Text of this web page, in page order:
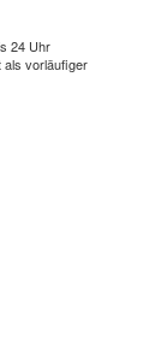
24 Uhr
als vorläufiger